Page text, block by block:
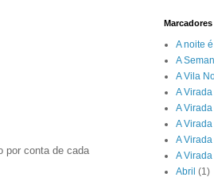
por conta de cada
Marcadores
A noite
A
A Vila
A
A
A
A
A
Abril (1)